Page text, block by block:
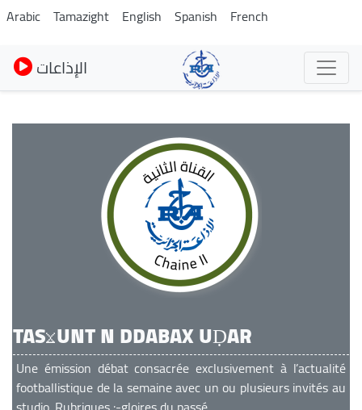
Skip
to
main
content
Arabic Tamazight English Spanish French
الإذاعات
TASⴴUNT N DDABAX UḌAR
Une émission débat consacrée exclusivement à l’actualité
footballistique de la semaine avec un ou plusieurs invités au